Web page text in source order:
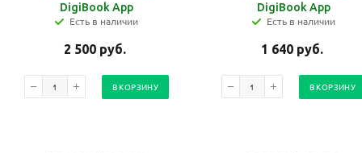
DigiBook App
Есть в наличии
2 500 руб.
В КОРЗИНУ
DigiBook App
Есть в наличии
1 640 руб.
В КОРЗИНУ